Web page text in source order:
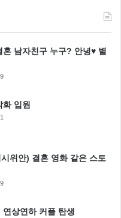
혼 남자친구 누구? 안녕♥ 별
입원
위안) 결혼 영화 같은 스토
연상연하 커플 탄생